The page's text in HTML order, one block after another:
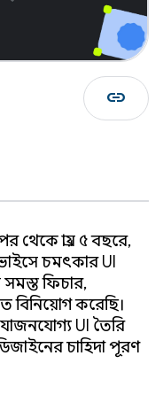
link
থেকে প্রায় ৫ বছরে,
চমৎকার UI
ফিচার,
বিনিয়োগ করেছি।
UI তৈরি
চাহিদা পূরণ